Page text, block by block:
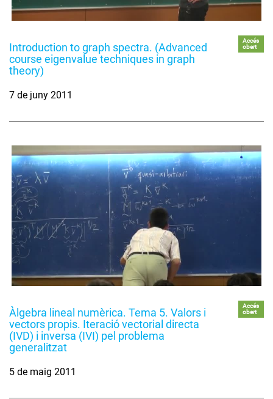
Introduction to graph spectra. (Advanced
course eigenvalue techniques in graph
theory)
Accés
obert
7 de juny 2011
Àlgebra lineal numèrica. Tema 5. Valors i
vectors propis. Iteració vectorial directa
(IVD) i inversa (IVI) pel problema
generalitzat
Accés
obert
5 de maig 2011